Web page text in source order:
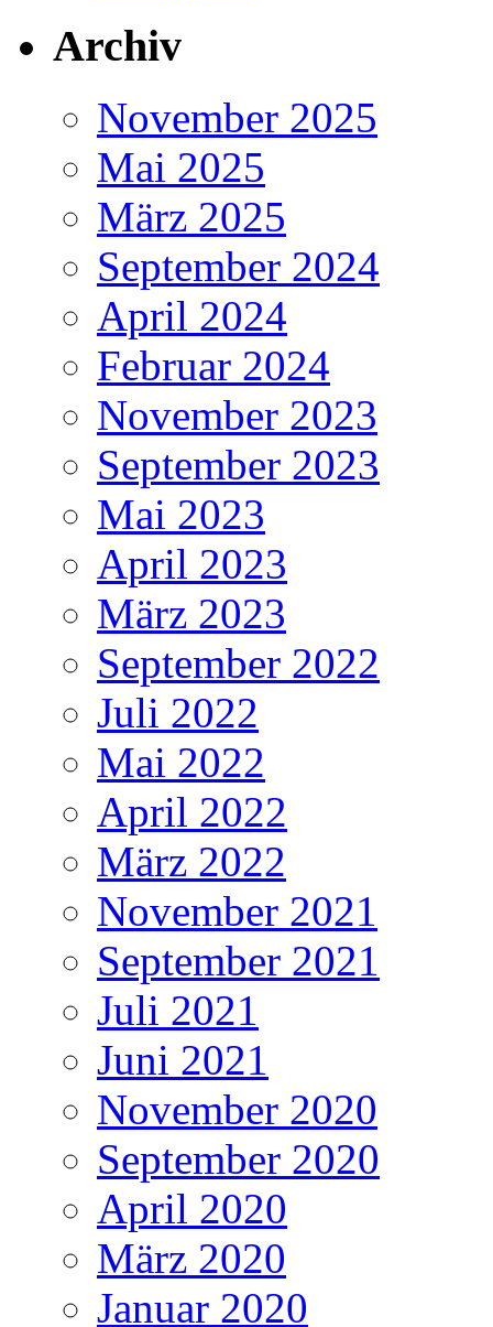
Archiv
November 2025
Mai 2025
März 2025
September 2024
April 2024
Februar 2024
November 2023
September 2023
Mai 2023
April 2023
März 2023
September 2022
Juli 2022
Mai 2022
April 2022
März 2022
November 2021
September 2021
Juli 2021
Juni 2021
November 2020
September 2020
April 2020
März 2020
Januar 2020